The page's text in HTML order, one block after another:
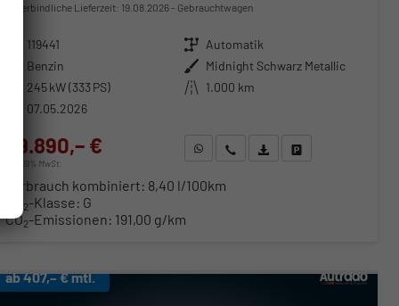
unverbindliche Lieferzeit: 19.08.2026 Gebrauchtwagen
119441 Getriebe Automatik
Benzin Außenfarbe Midnight Schwarz Metallic
245 kW (333 PS) Kilometerstand 1.000 km
07.05.2026
39.890,– €
incl. 19% MwSt.
WhatsApp anfragen
Wir rufen Sie anFahrzeugexposé (PDF)
Fahrzeug parken
Verbrauch kombiniert: 8,40 l/100km
2-Klasse: G
CO2-Emissionen: 191,00 g/km
ab 407,– € mtl.